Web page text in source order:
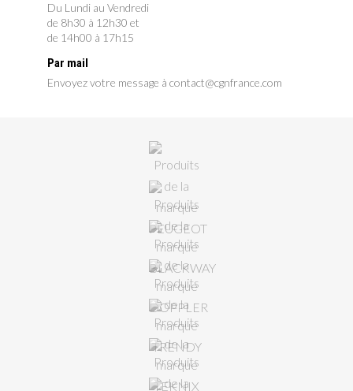
Du Lundi au Vendredi
de 8h30 à 12h30 et
de 14h00 à 17h15
Par mail
Envoyez votre message à contact@cgnfrance.com